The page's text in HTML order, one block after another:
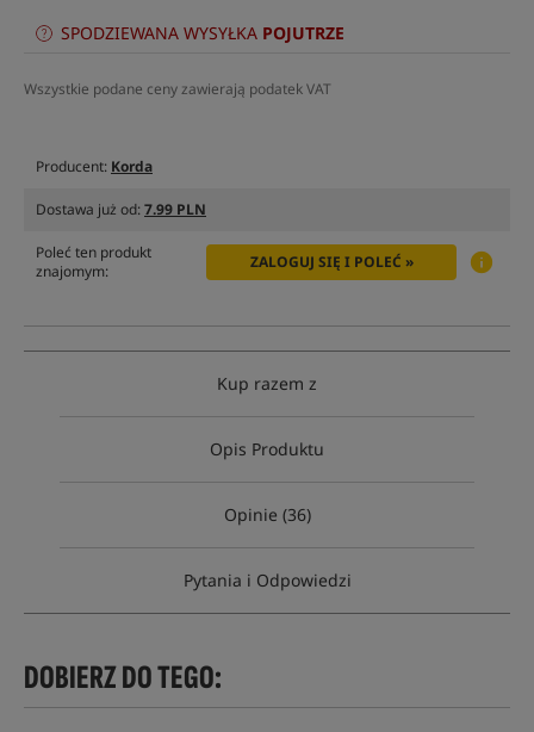
SPODZIEWANA WYSYŁKA POJUTRZE
Wszystkie podane ceny zawierają podatek VAT
Producent: Korda
Dostawa już od:7.99 PLN
Poleć ten produkt
znajomym:
ZALOGUJ SIĘ I POLEĆ »
Kup razem z
Opis Produktu
Opinie (36)
Pytania i Odpowiedzi
DOBIERZ DO TEGO: